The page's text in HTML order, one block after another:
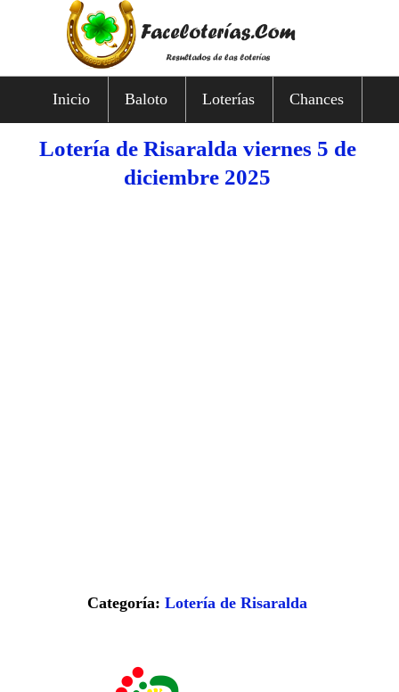
Inicio Baloto Loterías Chances
Lotería de Risaralda viernes 5 de
diciembre 2025
Categoría:Lotería de Risaralda